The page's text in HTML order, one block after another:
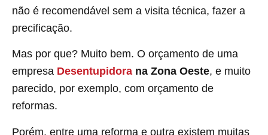
não é recomendável sem a visita técnica, fazer a
precificação.
Mas por que? Muito bem. O orçamento de uma
empresa Desentupidora na Zona Oeste, e muito
parecido, por exemplo, com orçamento de
reformas.
Porém, entre uma reforma e outra existem muitas